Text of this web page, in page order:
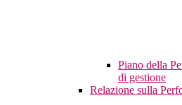
Piano della
di gestione
Relazione sulla